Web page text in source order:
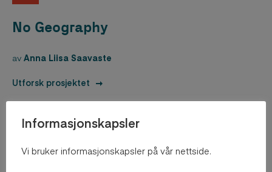
No Geography
av Anna Liisa Saavaste
Utforsk prosjektet
Informasjonskapsler
Vi bruker informasjonskapsler på vår nettside.